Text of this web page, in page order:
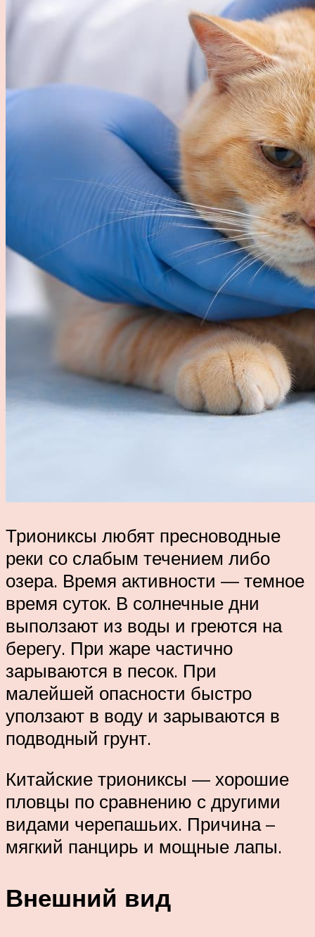
Триониксы любят пресноводные
реки со слабым течением либо
озера. Время активности — темное
время суток. В солнечные дни
выползают из воды и греются на
берегу. При жаре частично
зарываются в песок. При
малейшей опасности быстро
уползают в воду и зарываются в
подводный грунт.
Китайские триониксы — хорошие
пловцы по сравнению с другими
видами черепашьих. Причина –
мягкий панцирь и мощные лапы.
Внешний вид